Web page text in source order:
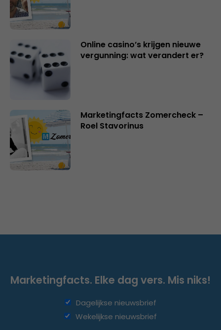
Online casino’s krijgen nieuwe
vergunning: wat verandert er?
Marketingfacts Zomercheck –
Roel Stavorinus
Marketingfacts. Elke dag vers. Mis niks!
Dagelijkse nieuwsbrief
Wekelijkse nieuwsbrief